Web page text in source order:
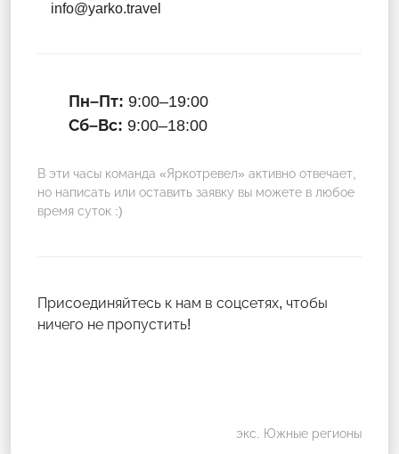
info@yarko.travel
Пн–Пт: 9:00–19:00
Сб–Вс: 9:00–18:00
В эти часы команда «Яркотревел» активно отвечает,
но написать или оставить заявку вы можете в любое
время суток :)
Присоединяйтесь к нам в соцсетях, чтобы
ничего не пропустить!
экс. Южные регионы